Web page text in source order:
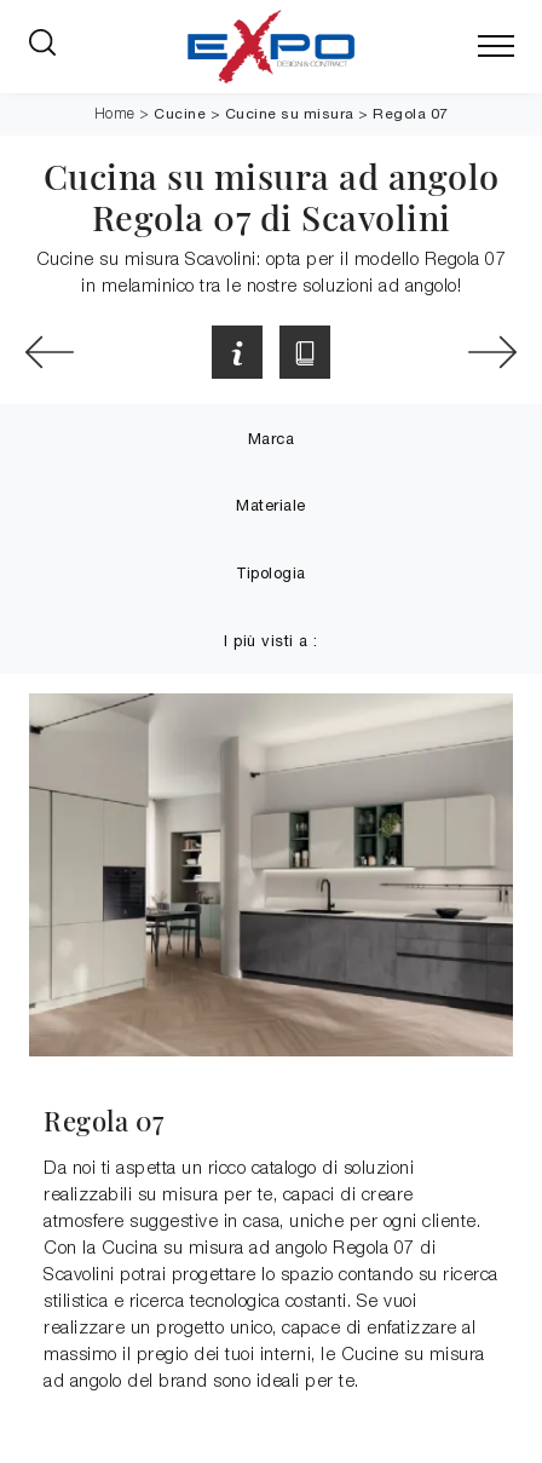
Home > Cucine > Cucine su misura > Regola 07
Cucina su misura ad angolo
Regola 07 di Scavolini
Cucine su misura Scavolini: opta per il modello Regola 07
in melaminico tra le nostre soluzioni ad angolo!
Marca
Materiale
Tipologia
I più visti a :
Regola 07
Da noi ti aspetta un ricco catalogo di soluzioni
realizzabili su misura per te, capaci di creare
atmosfere suggestive in casa, uniche per ogni cliente.
Con la Cucina su misura ad angolo Regola 07 di
Scavolini potrai progettare lo spazio contando su ricerca
stilistica e ricerca tecnologica costanti. Se vuoi
realizzare un progetto unico, capace di enfatizzare al
massimo il pregio dei tuoi interni, le Cucine su misura
ad angolo del brand sono ideali per te.